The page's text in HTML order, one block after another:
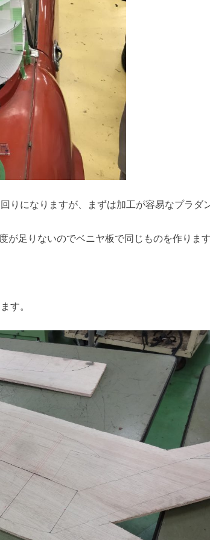
になりますが、まずは加工が容易なプラダ
足りないのでベニヤ板で同じものを作ります
す。